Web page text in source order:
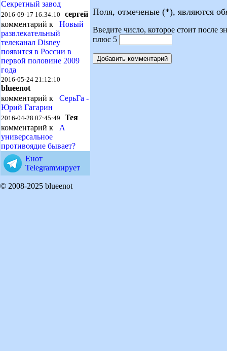
Секретный завод
2016-09-17 16:34:10 сергей
комментарий к Новый
развлекательный
телеканал Disney
появится в России в
первой половине 2009
года
2016-05-24 21:12:10
blueenot
комментарий к СерьГа -
Юрий Гагарин
2016-04-28 07:45:49 Тея
комментарий к А
универсальное
противоядие бывает?
Енот
Telegramмирует
Поля, отмеченые (*), являются
Введите число, которое стоит после
плюс 5
© 2008-2025 blueenot